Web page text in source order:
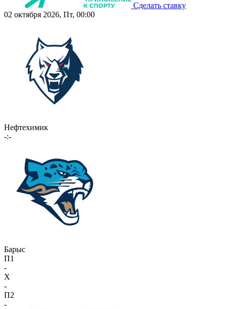
Сделать ставку
02 октября 2026, Пт, 00:00
Нефтехимик
-:-
Барыс
П1
-
X
-
П2
-